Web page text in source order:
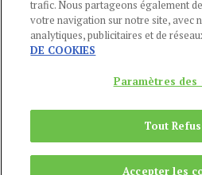
MENTIONS
CONTACT
01 44 59 91
Du Lundi au Vendredi,
Copyright © 2024
trafic. Nous partageons également
votre navigation sur notre site, avec
analytiques, publicitaires et de
DE COOKIES
Paramètres des
Tout
Accepter les